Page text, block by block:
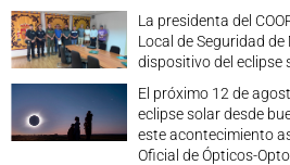
La presidenta del
Local de Seguridad
dispositivo del eclipse
El próximo 12 de
eclipse solar desde
este acontecimiento
Oficial de Ópticos-